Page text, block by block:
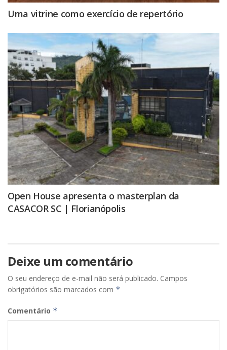
Uma vitrine como exercício de repertório
Open House apresenta o masterplan da
CASACOR SC | Florianópolis
Deixe um comentário
O seu endereço de e-mail não será publicado. Campos
obrigatórios são marcados com *
Comentário *